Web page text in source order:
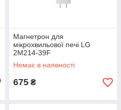
Магнетрон для
мікрохвильової печі LG
2M214-39F
Немає в наявності
675 ₴